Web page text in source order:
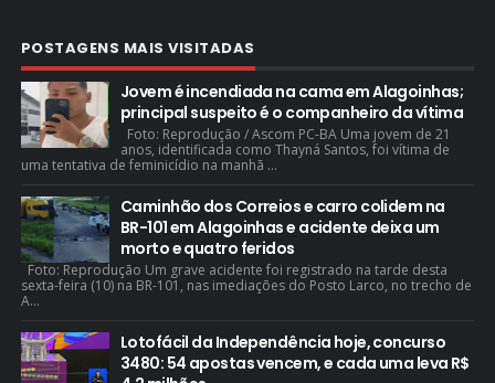
POSTAGENS MAIS VISITADAS
Jovem é incendiada na cama em Alagoinhas;
principal suspeito é o companheiro da vítima
Foto: Reprodução / Ascom PC-BA Uma jovem de 21
anos, identificada como Thayná Santos, foi vítima de
uma tentativa de feminicídio na manhã ...
Caminhão dos Correios e carro colidem na
BR-101 em Alagoinhas e acidente deixa um
morto e quatro feridos
Foto: Reprodução Um grave acidente foi registrado na tarde desta
sexta-feira (10) na BR-101, nas imediações do Posto Larco, no trecho de
A...
Lotofácil da Independência hoje, concurso
3480: 54 apostas vencem, e cada uma leva R$